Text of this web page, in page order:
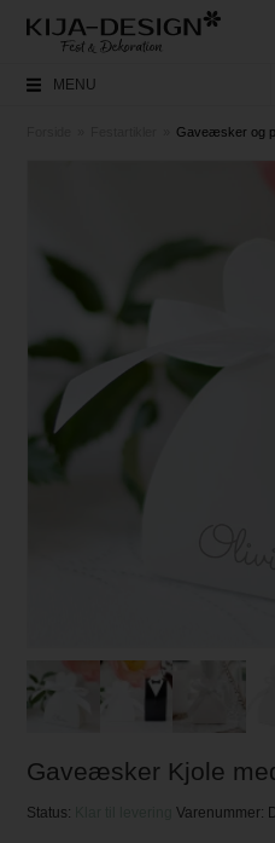
MENU
Gaveæsker og
Gaveæsker Kjole
Status: Klar til leveringVarenummer: